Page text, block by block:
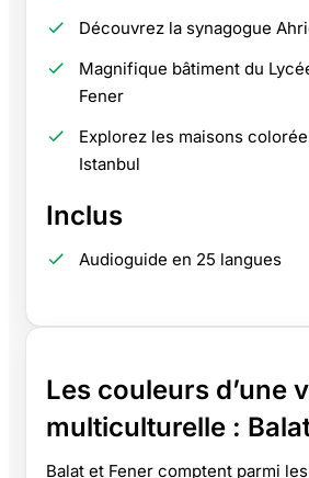
Découvrez la synagogue
Magnifique bâtiment du
Fener
Explorez les maisons
Istanbul
Inclus
Audioguide en 25 langues
Les couleurs d’une
multiculturelle :
Balat et Fener comptent parmi